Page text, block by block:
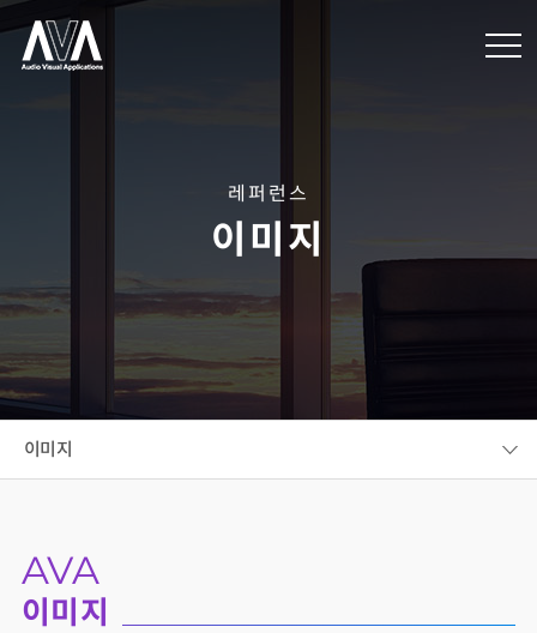
레퍼런스
이미지
이미지
AVA
이미지